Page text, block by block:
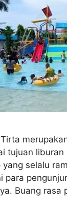
tujuan
yang selalu
para
Buang rasa